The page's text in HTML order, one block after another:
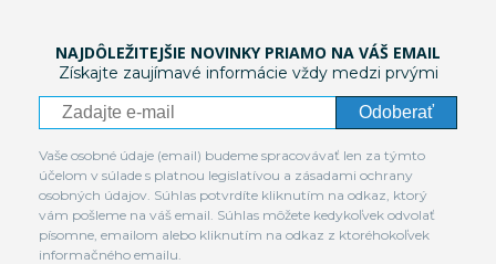
NAJDÔLEŽITEJŠIE NOVINKY PRIAMO NA VÁŠ EMAIL
Získajte zaujímavé informácie vždy medzi prvými
Odoberať
Vaše osobné údaje (email) budeme spracovávať len za týmto
účelom v súlade s platnou legislatívou a zásadami ochrany
osobných údajov. Súhlas potvrdíte kliknutím na odkaz, ktorý
vám pošleme na váš email. Súhlas môžete kedykoľvek odvolať
písomne, emailom alebo kliknutím na odkaz z ktoréhokoľvek
informačného emailu.